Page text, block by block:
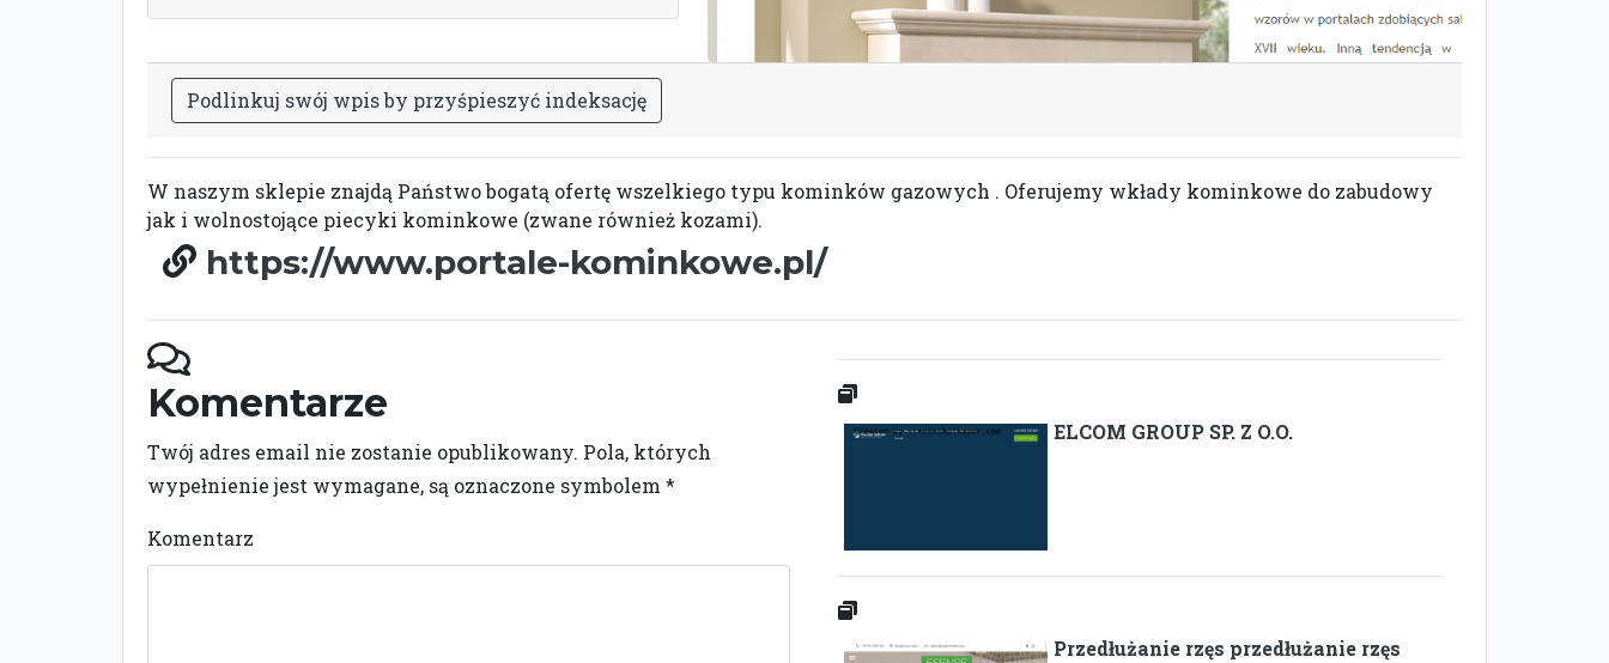
Podlinkuj swój wpisby przyśpieszyć indeksację
W naszym sklepie znajdą Państwo bogatą ofertę wszelkiego typu kominków gazowych . Oferujemy wkłady kominkowe do zabudowy
jak i wolnostojące piecyki kominkowe (zwane również kozami).
https://www.portale-kominkowe.pl/
Komentarze
Twój adres email nie zostanie opublikowany. Pola, których
wypełnienie jest wymagane, są oznaczone symbolem *
Komentarz
ELCOM GROUP SP. Z O.O.
Przedłużanie rzęs przedłużanie rzęs